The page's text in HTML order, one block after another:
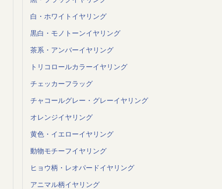
白・ホワイトイヤリング
黒白・モノトーンイヤリング
茶系・アンバーイヤリング
トリコロールカラーイヤリング
チェッカーフラッグ
チャコールグレー・グレーイヤリング
オレンジイヤリング
黄色・イエローイヤリング
動物モチーフイヤリング
ヒョウ柄・レオパードイヤリング
アニマル柄イヤリング